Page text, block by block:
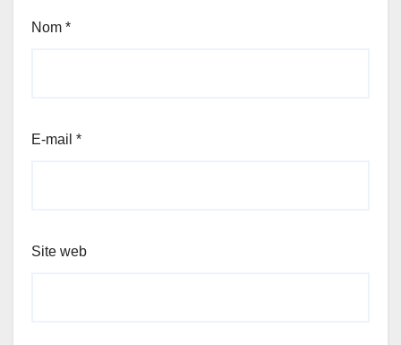
Nom *
E-mail *
Site web